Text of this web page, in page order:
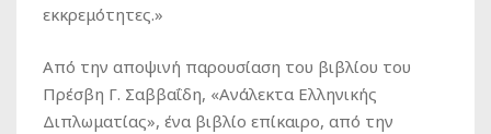
εκκρεμότητες.»
Από την αποψινή παρουσίαση του βιβλίου του
Πρέσβη Γ. Σαββαΐδη, «Ανάλεκτα Ελληνικής
Διπλωματίας», ένα βιβλίο επίκαιρο, από την